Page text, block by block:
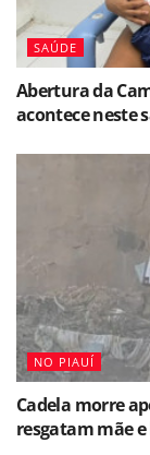
SAÚDE
Abertura da
acontece neste
NO PIAUÍ
Cadela morre
resgatam mãe